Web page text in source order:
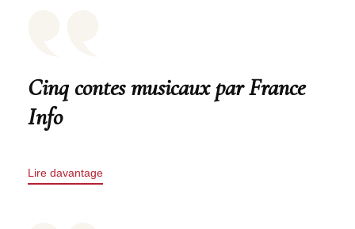
Cinq contes musicaux par France
Info
Lire davantage